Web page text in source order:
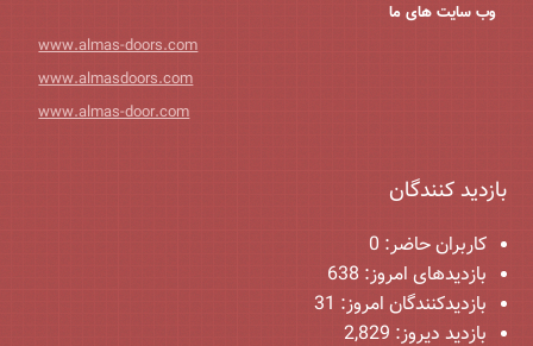
وب سایت های ما
www.almas-doors.com
www.almasdoors.com
www.almas-door.com
بازدید کنندگان
کاربران حاضر: 0
بازدیدهای امروز: 638
بازدیدکنندگان امروز: 31
بازدید دیروز: 2,829